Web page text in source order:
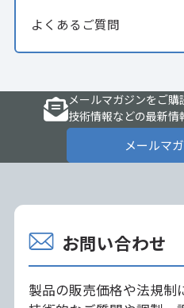
よくあるご質問
メールマガジンをご購
技術情報などの最新情
メールマ
お問い合わせ
製品の販売価格や法規制